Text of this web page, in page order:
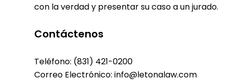
con la verdad y presentar su caso a un jurado.
Contáctenos
Teléfono: (831) 421-0200
Correo Electrónico: info@letonalaw.com